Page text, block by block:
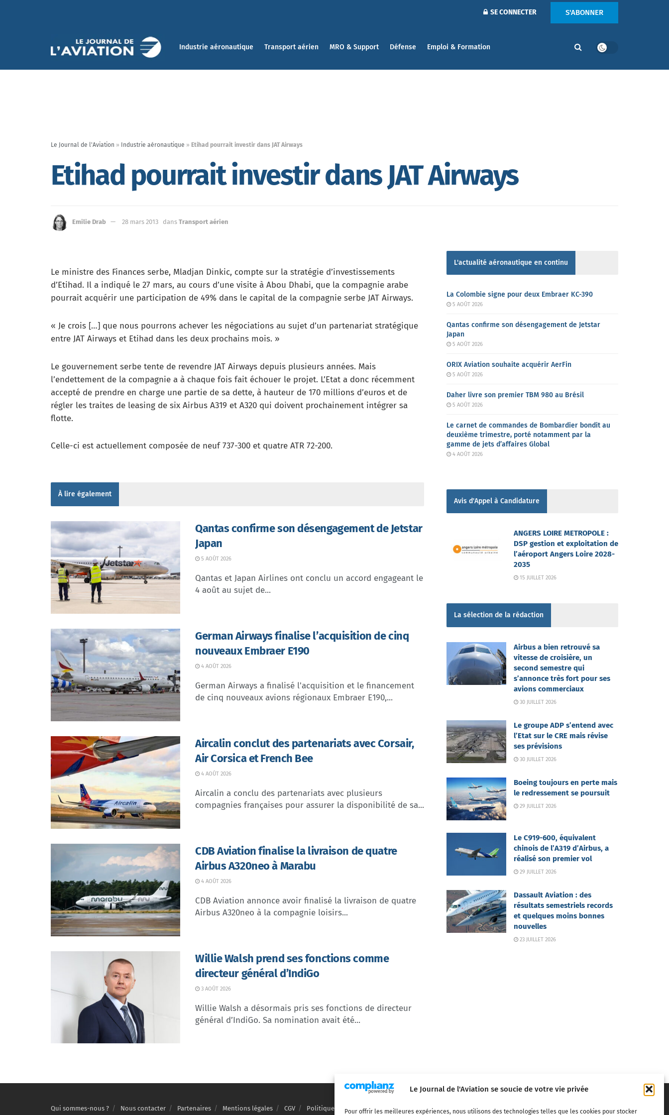
Le Journal de l'Aviation se soucie de votre vie privée
Pour offrir les meilleures expériences, nous utilisons des technologies telles que les cookies pour stocker
SE CONNECTER S'ABONNER
Industrie aéronautique Transport aérien MRO & Support Défense Emploi & Formation
Le Journal de l'Aviation » Industrie aéronautique » Etihad pourrait investir dans JAT Airways
Etihad pourrait investir dans JAT Airways
Emilie Drab 28 mars 2013 dans Transport aérien
Le ministre des Finances serbe, Mladjan Dinkic, compte sur la stratégie d’investissements
d’Etihad. Il a indiqué le 27 mars, au cours d’une visite à Abou Dhabi, que la compagnie arabe
pourrait acquérir une participation de 49% dans le capital de la compagnie serbe JAT Airways.
« Je crois […] que nous pourrons achever les négociations au sujet d’un partenariat stratégique
entre JAT Airways et Etihad dans les deux prochains mois. »
Le gouvernement serbe tente de revendre JAT Airways depuis plusieurs années. Mais
l’endettement de la compagnie a à chaque fois fait échouer le projet. L’Etat a donc récemment
accepté de prendre en charge une partie de sa dette, à hauteur de 170 millions d’euros et de
régler les traites de leasing de six Airbus A319 et A320 qui doivent prochainement intégrer sa
flotte.
Celle-ci est actuellement composée de neuf 737-300 et quatre ATR 72-200.
À lire également
Qantas confirme son désengagement de Jetstar
Japan
5 AOÛT 2026
Qantas et Japan Airlines ont conclu un accord engageant le
4 août au sujet de...
German Airways finalise l’acquisition de cinq
nouveaux Embraer E190
4 AOÛT 2026
German Airways a finalisé l'acquisition et le financement
de cinq nouveaux avions régionaux Embraer E190,...
Aircalin conclut des partenariats avec Corsair,
Air Corsica et French Bee
4 AOÛT 2026
Aircalin a conclu des partenariats avec plusieurs
compagnies françaises pour assurer la disponibilité de sa...
CDB Aviation finalise la livraison de quatre
Airbus A320neo à Marabu
4 AOÛT 2026
CDB Aviation annonce avoir finalisé la livraison de quatre
Airbus A320neo à la compagnie loisirs...
Willie Walsh prend ses fonctions comme
directeur général d’IndiGo
3 AOÛT 2026
Willie Walsh a désormais pris ses fonctions de directeur
général d’IndiGo. Sa nomination avait été...
L'actualité aéronautique en continu
La Colombie signe pour deux Embraer KC-390
5 AOÛT 2026
Qantas confirme son désengagement de Jetstar
Japan
5 AOÛT 2026
ORIX Aviation souhaite acquérir AerFin
5 AOÛT 2026
Daher livre son premier TBM 980 au Brésil
5 AOÛT 2026
Le carnet de commandes de Bombardier bondit au
deuxième trimestre, porté notamment par la
gamme de jets d’affaires Global
4 AOÛT 2026
Avis d'Appel à Candidature
ANGERS LOIRE METROPOLE :
DSP gestion et exploitation de
l’aéroport Angers Loire 2028-
2035
15 JUILLET 2026
La sélection de la rédaction
Airbus a bien retrouvé sa
vitesse de croisière, un
second semestre qui
s’annonce très fort pour ses
avions commerciaux
30 JUILLET 2026
Le groupe ADP s’entend avec
l’Etat sur le CRE mais révise
ses prévisions
30 JUILLET 2026
Boeing toujours en perte mais
le redressement se poursuit
29 JUILLET 2026
Le C919-600, équivalent
chinois de l’A319 d’Airbus, a
réalisé son premier vol
29 JUILLET 2026
Dassault Aviation : des
résultats semestriels records
et quelques moins bonnes
nouvelles
23 JUILLET 2026
Qui sommes-nous ? Nous contacter Partenaires Mentions légales CGV Politique de confidentialité Cookies